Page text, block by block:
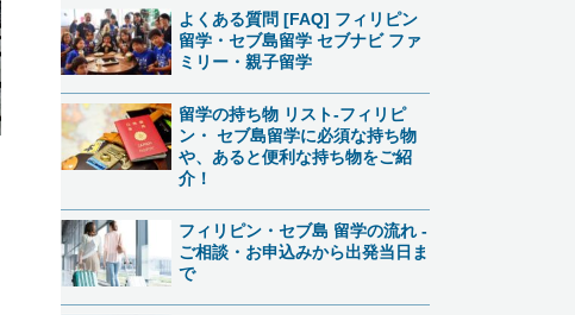
よくある質問 [FAQ] フィリピン
留学・セブ島留学 セブナビ ファ
ミリー・親子留学
留学の持ち物 リスト-フィリピ
ン・ セブ島留学に必須な持ち物
や、あると便利な持ち物をご紹
介！
フィリピン・セブ島 留学の流れ -
ご相談・お申込みから出発当日ま
で